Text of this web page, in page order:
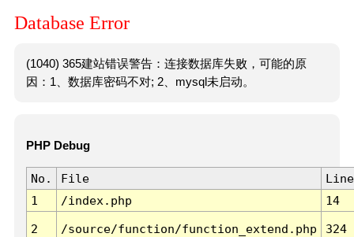
Database Error
(1040) 365建站错误警告：连接数据库失败，可能的原
因：1、数据库密码不对; 2、mysql未启动。
PHP Debug
No. File
Line
1
/index.php 14
2 /source/function/function_extend.php 324